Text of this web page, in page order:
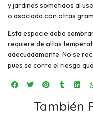
y jardines sometidos al
o asociada con otras
Esta especie debe
requiere de altas
adecuadamente. No se
pues se corre el riesgo
También